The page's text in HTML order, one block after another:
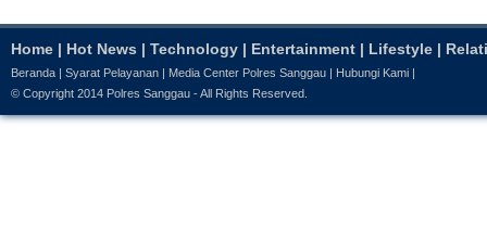
Home | Hot News | Technology | Entertainment | Lifestyle |
Beranda Syarat Pelayanan Media Center Polres Sanggau Hubungi Kami
© Copyright 2014 Polres Sanggau - All Rights Reserved.